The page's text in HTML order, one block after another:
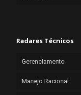
Radares Técnicos
Gerenciamento
Manejo Racional